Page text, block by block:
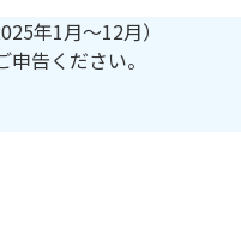
年1月〜12月）
告ください。